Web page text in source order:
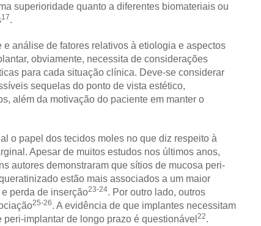
superioridade quanto a diferentes biomateriais ou
17.
análise de fatores relativos à etiologia e aspectos
obviamente, necessita de considerações
para cada situação clínica. Deve-se considerar
sequelas do ponto de vista estético,
além da motivação do paciente em manter o
o papel dos tecidos moles no que diz respeito à
Apesar de muitos estudos nos últimos anos,
autores demonstraram que sítios de mucosa peri-
estão mais associados a um maior
perda de inserção23-24. Por outro lado, outros
25-26. A evidência de que implantes necessitam
implantar de longo prazo é questionável 22.